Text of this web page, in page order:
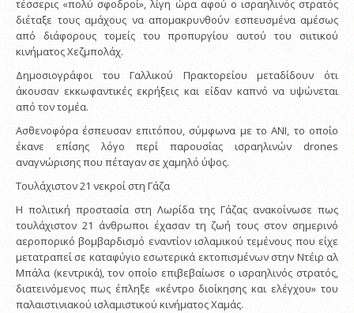
τέσσερις «πολύ σφοδροί», λίγη ώρα αφού ο ισραηλινός στρατός
διέταξε τους αμάχους να απομακρυνθούν εσπευσμένα αμέσως
από διάφορους τομείς του προπυργίου αυτού του σιιτικού
κινήματος Χεζμπολάχ.
Δημοσιογράφοι του Γαλλικού Πρακτορείου μεταδίδουν ότι
άκουσαν εκκωφαντικές εκρήξεις και είδαν καπνό να υψώνεται
από τον τομέα.
Ασθενοφόρα έσπευσαν επιτόπου, σύμφωνα με το ANI, το οποίο
έκανε επίσης λόγο περί παρουσίας ισραηλινών drones
αναγνώρισης που πέταγαν σε χαμηλό ύψος.
Τουλάχιστον 21 νεκροί στη Γάζα
Η πολιτική προστασία στη Λωρίδα της Γάζας ανακοίνωσε πως
τουλάχιστον 21 άνθρωποι έχασαν τη ζωή τους στον σημερινό
αεροπορικό βομβαρδισμό εναντίον ισλαμικού τεμένους που είχε
μετατραπεί σε καταφύγιο εσωτερικά εκτοπισμένων στην Ντέιρ αλ
Μπάλα (κεντρικά), τον οποίο επιβεβαίωσε ο ισραηλινός στρατός,
διατεινόμενος πως έπληξε «κέντρο διοίκησης και ελέγχου» του
παλαιστινιακού ισλαμιστικού κινήματος Χαμάς.